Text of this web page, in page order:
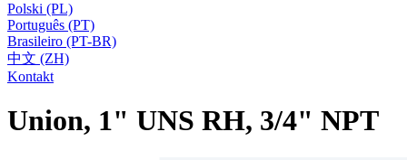
Polski (PL)
Português (PT)
Brasileiro (PT-BR)
中文 (ZH)
Kontakt
Union, 1" UNS RH, 3/4" NPT